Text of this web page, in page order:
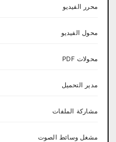
محرر الفيديو
محول الفيديو
محولات PDF
مدير التحميل
مشاركة الملفات
مشغل وسائط الصوت